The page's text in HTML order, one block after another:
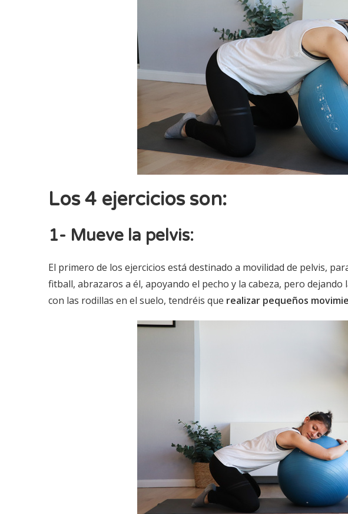
Los 4 ejercicios son:
1- Mueve la pelvis:
El primero de los ejercicios está destinado a movilidad de pelvis,
fitball, abrazaros a él, apoyando el pecho y la cabeza, pero
con las rodillas en el suelo, tendréis que realizar pequeños